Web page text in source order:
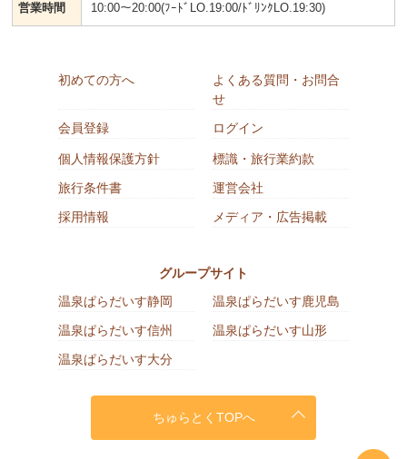
営業時間 10:00～20:00(ﾌｰﾄﾞLO.19:00/ﾄﾞﾘﾝｸLO.19:30)
初めての方へ
よくある質問・お問合
せ
会員登録
ログイン
個人情報保護方針
標識・旅行業約款
旅行条件書
運営会社
採用情報
メディア・広告掲載
グループサイト
温泉ぱらだいす静岡
温泉ぱらだいす鹿児島
温泉ぱらだいす信州
温泉ぱらだいす山形
温泉ぱらだいす大分
ちゅらとくTOPへ